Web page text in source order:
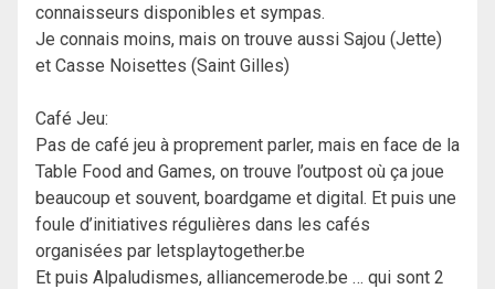
connaisseurs disponibles et sympas.
Je connais moins, mais on trouve aussi Sajou (Jette)
et Casse Noisettes (Saint Gilles)
Café Jeu:
Pas de café jeu à proprement parler, mais en face de la
Table Food and Games, on trouve l’outpost où ça joue
beaucoup et souvent, boardgame et digital. Et puis une
foule d’initiatives régulières dans les cafés
organisées par letsplaytogether.be
Et puis Alpaludismes, alliancemerode.be … qui sont 2